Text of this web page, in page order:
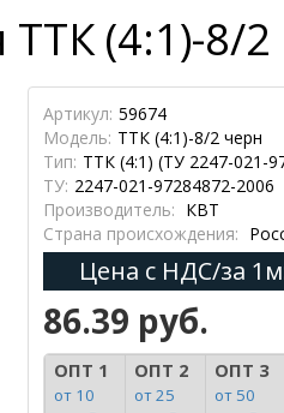
(4:1)-8/
Артикул: 59674
Модель: ТТК (4:1)-8/2 черн
Тип: ТТК (4:1) (ТУ 2247-021-
ТУ: 2247-021-97284872-2006
Производитель: КВТ
Страна происхождения:
Цена с НДС/за
86.39 руб.
ОПТ 1
от 10
ОПТ 2
от 25
ОПТ 3
от 50